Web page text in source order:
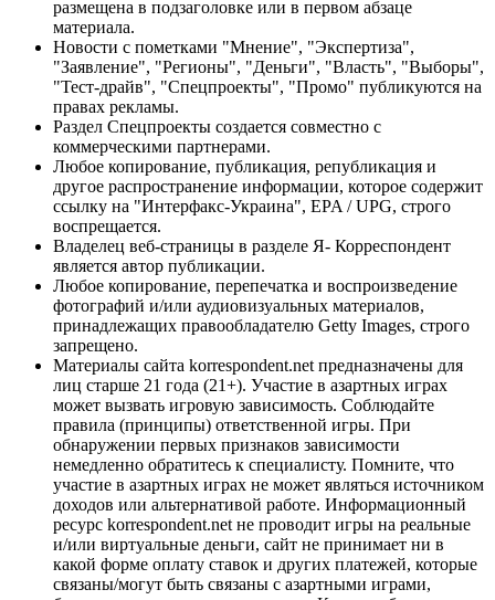
размещена в подзаголовке или в первом абзаце
материала.
Новости с пометками "Мнение", "Экспертиза",
"Заявление", "Регионы", "Деньги", "Власть", "Выборы",
"Тест-драйв", "Спецпроекты", "Промо" публикуются на
правах рекламы.
Раздел Спецпроекты создается совместно с
коммерческими партнерами.
Любое копирование, публикация, републикация и
другое распространение информации, которое содержит
ссылку на "Интерфакс-Украина", EPA / UPG, строго
воспрещается.
Владелец веб-страницы в разделе Я- Корреспондент
является автор публикации.
Любое копирование, перепечатка и воспроизведение
фотографий и/или аудиовизуальных материалов,
принадлежащих правообладателю Getty Images, строго
запрещено.
Материалы сайта korrespondent.net предназначены для
лиц старше 21 года (21+). Участие в азартных играх
может вызвать игровую зависимость. Соблюдайте
правила (принципы) ответственной игры. При
обнаружении первых признаков зависимости
немедленно обратитесь к специалисту. Помните, что
участие в азартных играх не может являться источником
доходов или альтернативой работе. Информационный
ресурс korrespondent.net не проводит игры на реальные
и/или виртуальные деньги, сайт не принимает ни в
какой форме оплату ставок и других платежей, которые
связаны/могут быть связаны с азартными играми,